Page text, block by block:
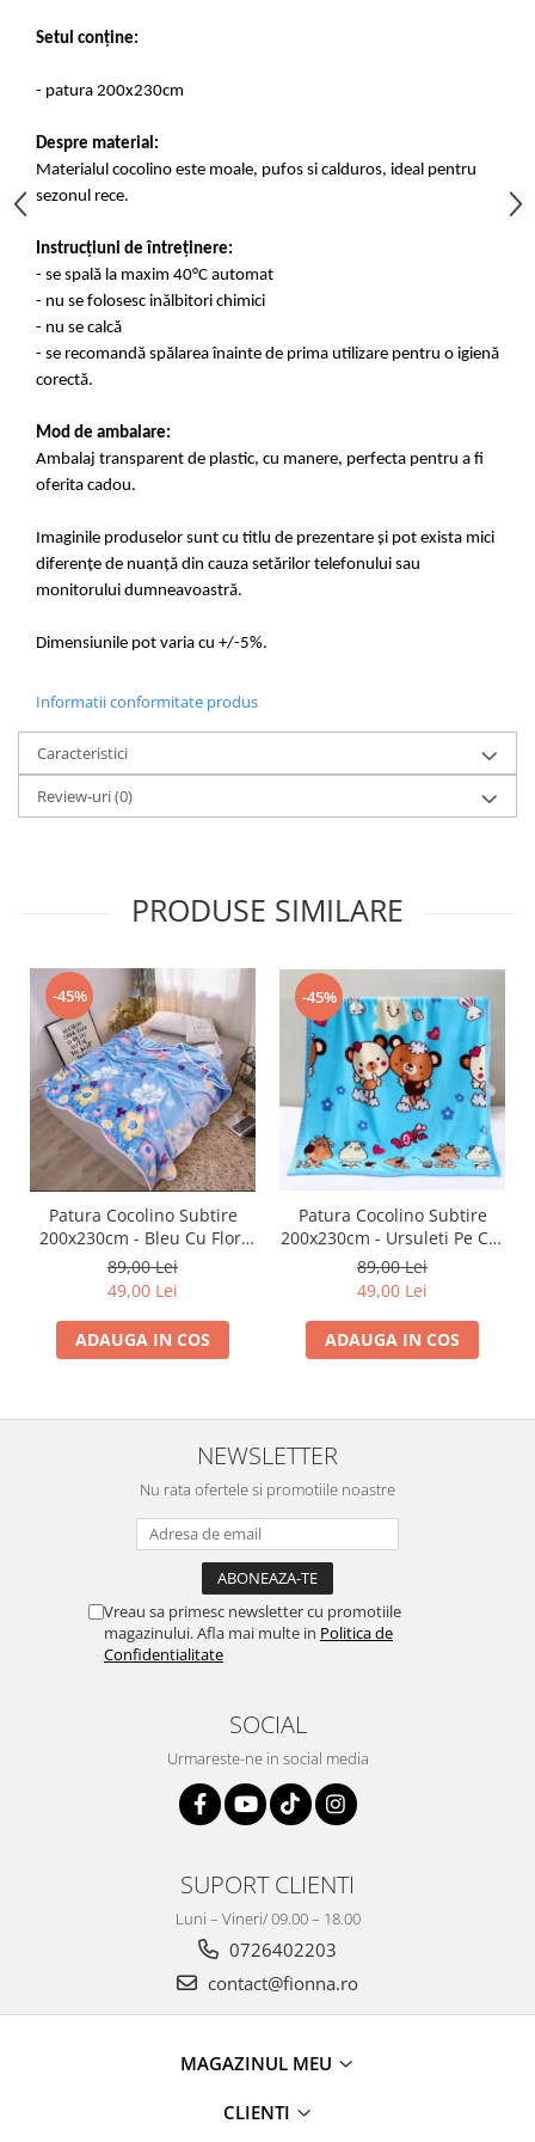
Setul conține:
- patura 200x230cm
Despre material:
Materialul cocolino este moale, pufos si calduros, ideal pentru
sezonul rece.
Instrucțiuni de întreținere:
- se spală la maxim 40°C automat
- nu se folosesc inălbitori chimici
- nu se calcă
- se recomandă spălarea înainte de prima utilizare pentru o igienă
corectă.
Mod de ambalare:
Ambalaj transparent de plastic, cu manere, perfecta pentru a fi
oferita cadou.
Imaginile produselor sunt cu titlu de prezentare și pot exista mici
diferențe de nuanță din cauza setărilor telefonului sau
monitorului dumneavoastră.
Dimensiunile pot varia cu +/-5%.
Informatii conformitate produs
Caracteristici
Review-uri(0)
PRODUSE SIMILARE
-45%
Patura Cocolino Subtire
200x230cm - Bleu Cu Flori
Vesele
89,00 Lei
49,00 Lei
ADAUGA IN COS
-45%
Patura Cocolino Subtire
200x230cm - Ursuleti Pe Cer
Albastru
89,00 Lei
49,00 Lei
ADAUGA IN COS
NEWSLETTER
Nu rata ofertele si promotiile noastre
Vreau sa primesc newsletter cu promotiile
magazinului. Afla mai multe in Politica de
Confidentialitate
SOCIAL
Urmareste-ne in social media
SUPORT CLIENTI
Luni – Vineri/ 09.00 – 18.00
0726402203
contact@fionna.ro
MAGAZINUL MEU
CLIENTI